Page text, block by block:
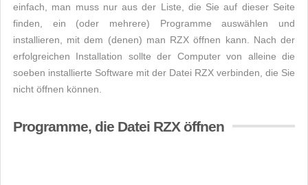
einfach, man muss nur aus der Liste, die Sie auf dieser Seite
finden, ein (oder mehrere) Programme auswählen und
installieren, mit dem (denen) man RZX öffnen kann. Nach der
erfolgreichen Installation sollte der Computer von alleine die
soeben installierte Software mit der Datei RZX verbinden, die Sie
nicht öffnen können.
Programme, die Datei RZX öffnen